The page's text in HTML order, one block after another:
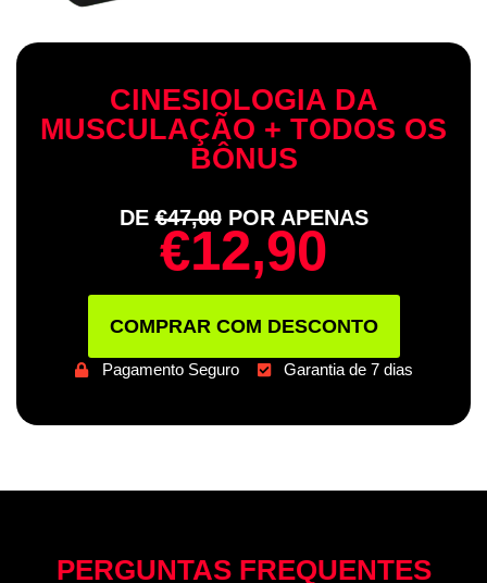
CINESIOLOGIA DA
MUSCULAÇÃO + TODOS OS
BÔNUS
DE€47,00POR APENAS
€12,90
COMPRAR COM DESCONTO
Pagamento Seguro Garantia de 7 dias
PERGUNTAS FREQUENTES